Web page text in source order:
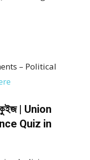
– Political
কুইজ | Union
Quiz in